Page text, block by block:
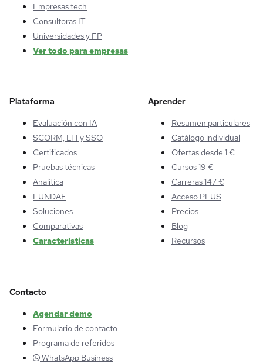
Empresas tech
Consultoras IT
Universidades y FP
Ver todo para empresas
Plataforma
Evaluación con IA
SCORM, LTI y SSO
Certificados
Pruebas técnicas
Analítica
FUNDAE
Soluciones
Comparativas
Características
Aprender
Resumen particulares
Catálogo individual
Ofertas desde 1 €
Cursos 19 €
Carreras 147 €
Acceso PLUS
Precios
Blog
Recursos
Contacto
Agendar demo
Formulario de contacto
Programa de referidos
WhatsApp Business